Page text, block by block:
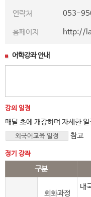
연락처 053-
홈페이지 http://
어학강좌 안내
강의 일정
매달 초에 개강하며 자세한
외국어교육 일정 참고
정기 강좌
구분
회화과정
내